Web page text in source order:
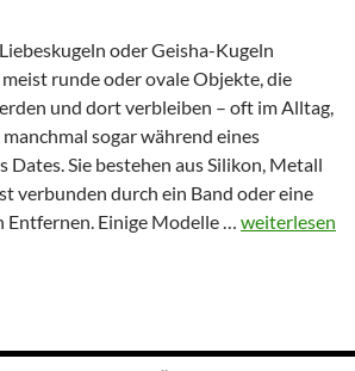
oder Geisha-Kugeln
runde oder ovale Objekte, die
und dort verbleiben – oft im Alltag,
manchmal sogar während eines
Dates. Sie bestehen aus Silikon, Metall
verbunden durch ein Band oder eine
Entfernen. Einige Modelle … Liebeskugeln
Objekt
weiterlesen